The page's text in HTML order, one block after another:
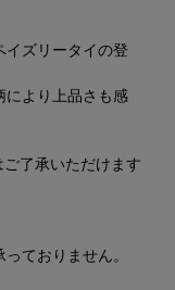
ズリータイの登
により上品さも感
了承いただけます
ておりません。